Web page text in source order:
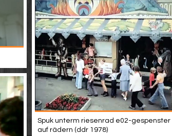
Spuk unterm riesenrad e02-gespenster
auf rädern (ddr 1978)